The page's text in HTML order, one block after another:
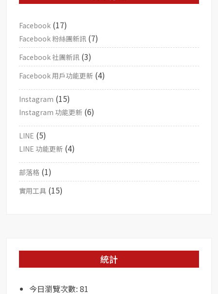
Facebook (17)
Facebook 粉絲團新訊 (7)
Facebook 社團新訊 (3)
Facebook 用戶功能更新 (4)
Instagram (15)
Instagram 功能更新 (6)
LINE (5)
LINE 功能更新 (4)
部落格 (1)
實用工具 (15)
統計
今日瀏覽次數:81